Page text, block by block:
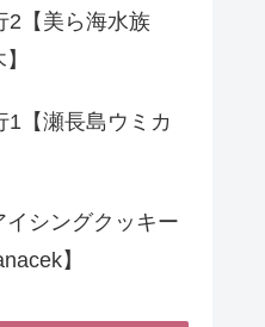
2【美ら海水族
1【瀬長島ウミカ
シングクッキー
】